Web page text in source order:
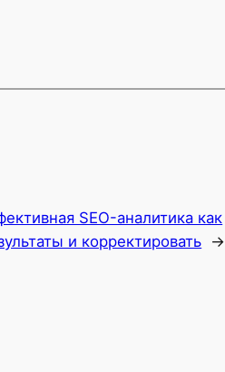
SEO-аналитика как
и корректировать
→